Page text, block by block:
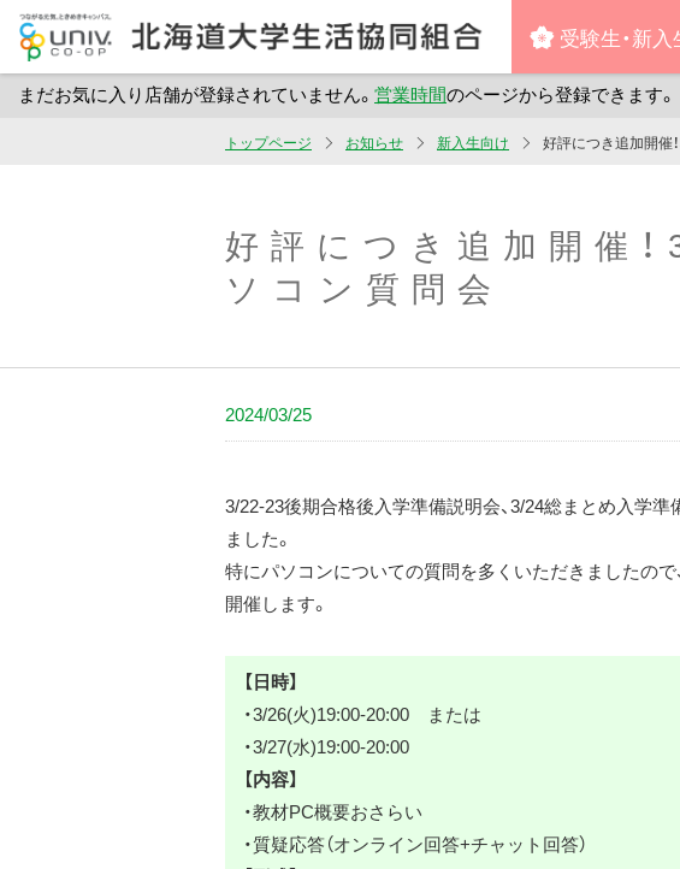
受験生・新入
まだお気に入り店舗が登録されていません。 営業時間のページから登録できます。
トップページ お知らせ 新入生向け 好評につき追加開催
好評につき追加開
ソコン質問会
2024/03/25
3/22-23後期合格後入学準備説明会、3/24総まとめ入学
ました。
特にパソコンについての質問を多くいただきましたの
開催します。
【日時】
・3/26(火)19:00-20:00 または
・3/27(水)19:00-20:00
【内容】
・教材PC概要おさらい
・質疑応答（オンライン回答+チャット回答）